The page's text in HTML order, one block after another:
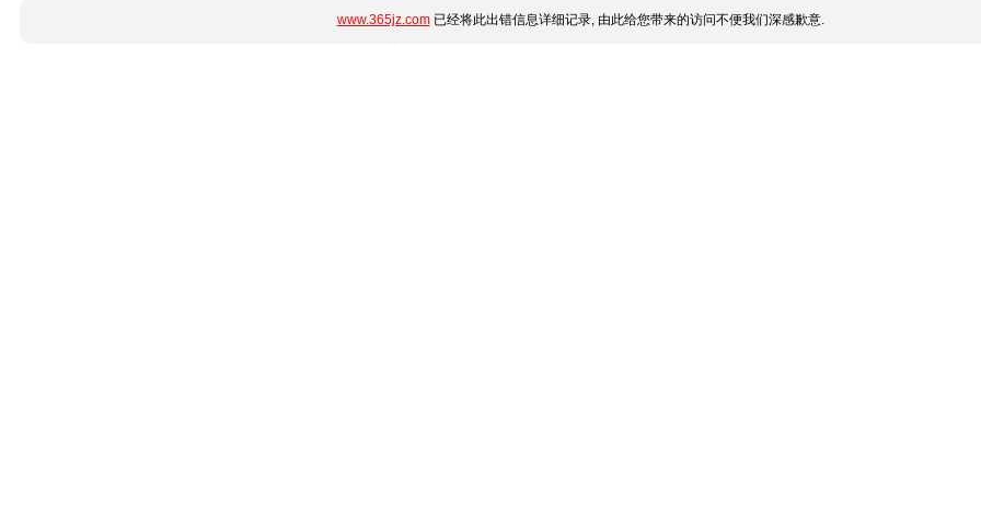
www.365jz.com已经将此出错信息详细记录, 由此给您带来的访问不便我们深感歉意.